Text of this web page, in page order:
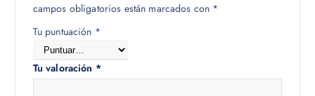
campos obligatorios están marcados con *
Tu puntuación *
Tu valoración *